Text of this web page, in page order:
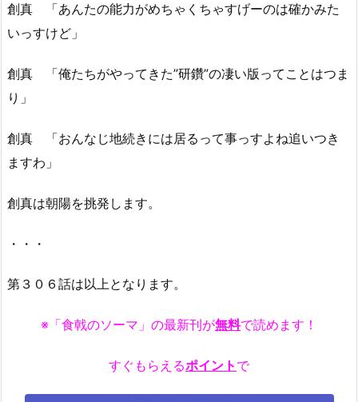
創真 「あんたの能力がめちゃくちゃすげーのは確かみた
いっすけど」
創真 「俺たちがやってきた”研鑽”の凄い版ってことはつま
り」
創真 「おんなじ地続きには居るって事っすよね追いつき
ますわ」
創真は朝陽を挑発します。
・・・
第３０６話は以上となります。
※「食戟のソーマ」の最新刊が無料で読めます！
すぐもらえるポイント で